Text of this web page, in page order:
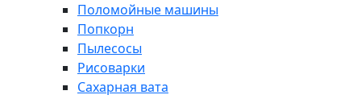
Поломойные машины
Попкорн
Пылесосы
Рисоварки
Сахарная вата